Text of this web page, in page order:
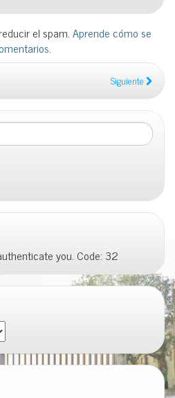
el spam.Aprende cómo se
.
Siguiente
you. Code: 32